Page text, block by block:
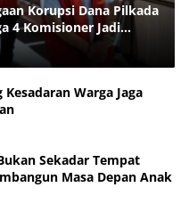
Korupsi Dana Pilkada
4 Komisioner Jadi
Warga Jaga
Sekadar Tempat
Masa Depan Anak